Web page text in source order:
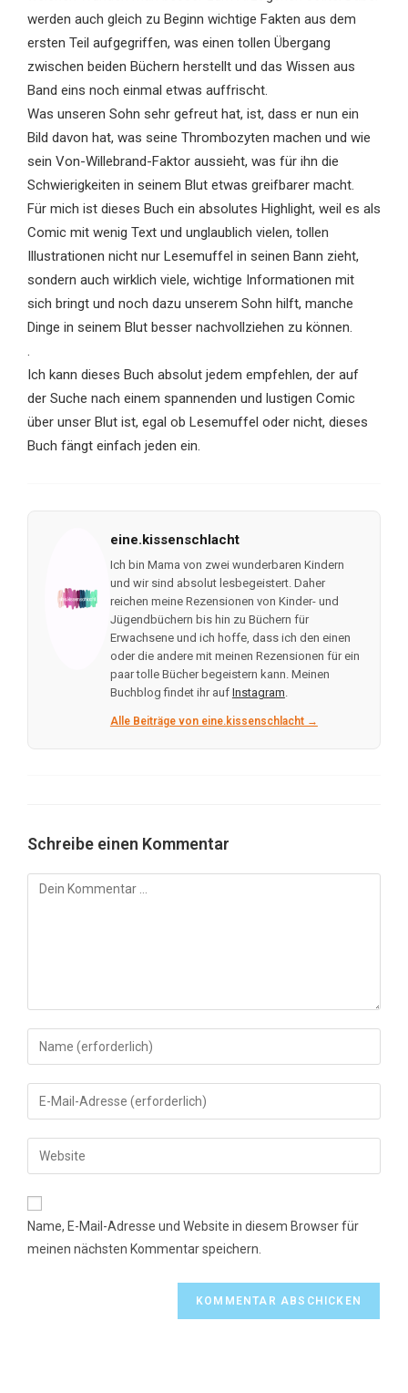
werden auch gleich zu Beginn wichtige Fakten aus dem
ersten Teil aufgegriffen, was einen tollen Übergang
zwischen beiden Büchern herstellt und das Wissen aus
Band eins noch einmal etwas auffrischt.
Was unseren Sohn sehr gefreut hat, ist, dass er nun ein
Bild davon hat, was seine Thrombozyten machen und wie
sein Von-Willebrand-Faktor aussieht, was für ihn die
Schwierigkeiten in seinem Blut etwas greifbarer macht.
Für mich ist dieses Buch ein absolutes Highlight, weil es als
Comic mit wenig Text und unglaublich vielen, tollen
Illustrationen nicht nur Lesemuffel in seinen Bann zieht,
sondern auch wirklich viele, wichtige Informationen mit
sich bringt und noch dazu unserem Sohn hilft, manche
Dinge in seinem Blut besser nachvollziehen zu können.
.
Ich kann dieses Buch absolut jedem empfehlen, der auf
der Suche nach einem spannenden und lustigen Comic
über unser Blut ist, egal ob Lesemuffel oder nicht, dieses
Buch fängt einfach jeden ein.
eine.kissenschlacht
Ich bin Mama von zwei wunderbaren Kindern
und wir sind absolut lesbegeistert. Daher
reichen meine Rezensionen von Kinder- und
Jügendbüchern bis hin zu Büchern für
Erwachsene und ich hoffe, dass ich den einen
oder die andere mit meinen Rezensionen für ein
paar tolle Bücher begeistern kann. Meinen
Buchblog findet ihr auf Instagram.
Alle Beiträge von eine.kissenschlacht →
Schreibe einen Kommentar
Kommentar
Gib
deinen
Namen
oder
zum
Kommentieren
ein
Gib
deine
E-
Mail-
zum
Kommentieren
ein
Gib
deine
Website-
Name, E-Mail-Adresse und Website in diesem Browser für
meinen nächsten Kommentar speichern.